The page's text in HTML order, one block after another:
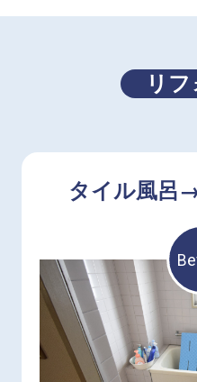
リ
タイル風呂